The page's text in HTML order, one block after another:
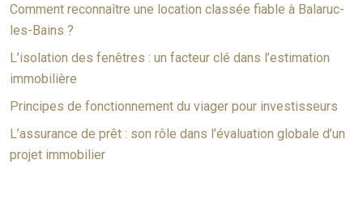
Comment reconnaître une location classée fiable à Balaruc-
les-Bains ?
L’isolation des fenêtres : un facteur clé dans l’estimation
immobilière
Principes de fonctionnement du viager pour investisseurs
L’assurance de prêt : son rôle dans l’évaluation globale d’un
projet immobilier